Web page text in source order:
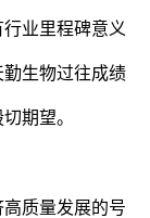
业里程碑意义
生物过往成绩
期望。
质量发展的号